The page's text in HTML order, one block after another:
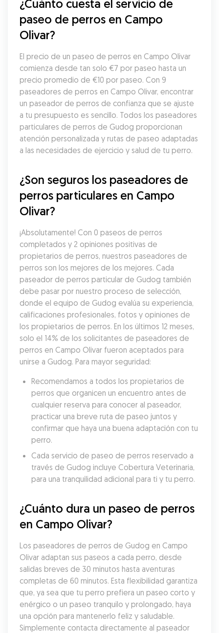
¿Cuánto cuesta el servicio de
paseo de perros en Campo
Olivar?
El precio de un paseo de perros en Campo Olivar
comienza desde tan solo €7 por paseo hasta un
precio promedio de €10 por paseo. Con 9
paseadores de perros en Campo Olivar, encontrar
un paseador de perros de confianza que se ajuste
a tu presupuesto es sencillo. Todos los paseadores
particulares de perros de Gudog proporcionan
atención personalizada y rutas de paseo adaptadas
a las necesidades de ejercicio y salud de tu perro.
¿Son seguros los paseadores de
perros particulares en Campo
Olivar?
¡Absolutamente! Con 0 paseos de perros
completados y 2 opiniones positivas de
propietarios de perros, nuestros paseadores de
perros son los mejores de los mejores. Cada
paseador de perros particular de Gudog también
debe pasar por nuestro proceso de selección,
donde el equipo de Gudog evalúa su experiencia,
calificaciones profesionales, fotos y opiniones de
los propietarios de perros. En los últimos 12 meses,
solo el 14% de los solicitantes de paseadores de
perros en Campo Olivar fueron aceptados para
unirse a Gudog. Para mayor seguridad:
Recomendamos a todos los propietarios de
perros que organicen un encuentro antes de
cualquier reserva para conocer al paseador,
practicar una breve ruta de paseo juntos y
confirmar que haya una buena adaptación con tu
perro.
Cada servicio de paseo de perros reservado a
través de Gudog incluye Cobertura Veterinaria,
para una tranquilidad adicional para ti y tu perro.
¿Cuánto dura un paseo de perros
en Campo Olivar?
Los paseadores de perros de Gudog en Campo
Olivar adaptan sus paseos a cada perro, desde
salidas breves de 30 minutos hasta aventuras
completas de 60 minutos. Esta flexibilidad garantiza
que, ya sea que tu perro prefiera un paseo corto y
enérgico o un paseo tranquilo y prolongado, haya
una opción para mantenerlo feliz y saludable.
Simplemente contacta directamente al paseador